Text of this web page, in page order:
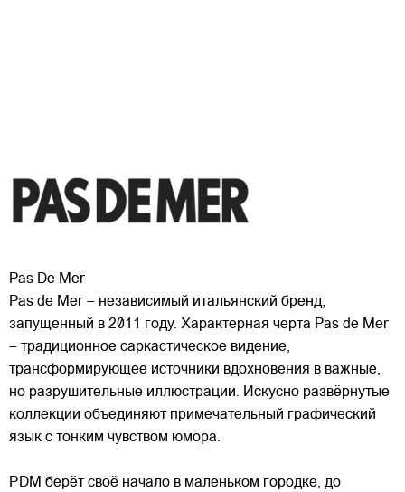
Pas De Mer
Pas de Mer – независимый итальянский бренд,
запущенный в 2011 году. Характерная черта Pas de Mer
– традиционное саркастическое видение,
трансформирующее источники вдохновения в важные,
но разрушительные иллюстрации. Искусно развёрнутые
коллекции объединяют примечательный графический
язык с тонким чувством юмора.
PDM берёт своё начало в маленьком городке, до